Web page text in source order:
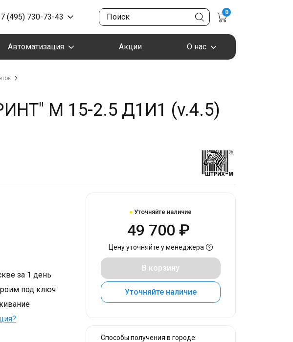
(495) 730-73-43
0
Автоматизация Акции О нас
М 15-2.5 Д1И1 (v.4.5)
за 1 день
под ключ
Уточняйте наличие
49 700 ₽
Цену уточняйте у менеджера
В корзину
Уточняйте наличие
Способы получения в городе: